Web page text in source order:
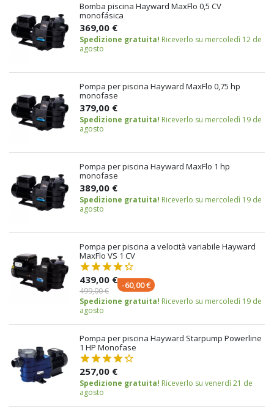
Bomba piscina Hayward MaxFlo 0,5 CV
monofásica
369,00 €
Spedizione gratuita! Riceverlo su mercoledì 12 de
agosto
Pompa per piscina Hayward MaxFlo 0,75 hp
monofase
379,00 €
Spedizione gratuita! Riceverlo su mercoledì 19 de
agosto
Pompa per piscina Hayward MaxFlo 1 hp
monofase
389,00 €
Spedizione gratuita! Riceverlo su mercoledì 19 de
agosto
Pompa per piscina a velocità variabile Hayward
MaxFlo VS 1 CV
439,00 €
499,00 €
-60,00 €
Spedizione gratuita! Riceverlo su mercoledì 19 de
agosto
Pompa per piscina Hayward Starpump Powerline
1 HP Monofase
257,00 €
Spedizione gratuita! Riceverlo su venerdì 21 de
agosto